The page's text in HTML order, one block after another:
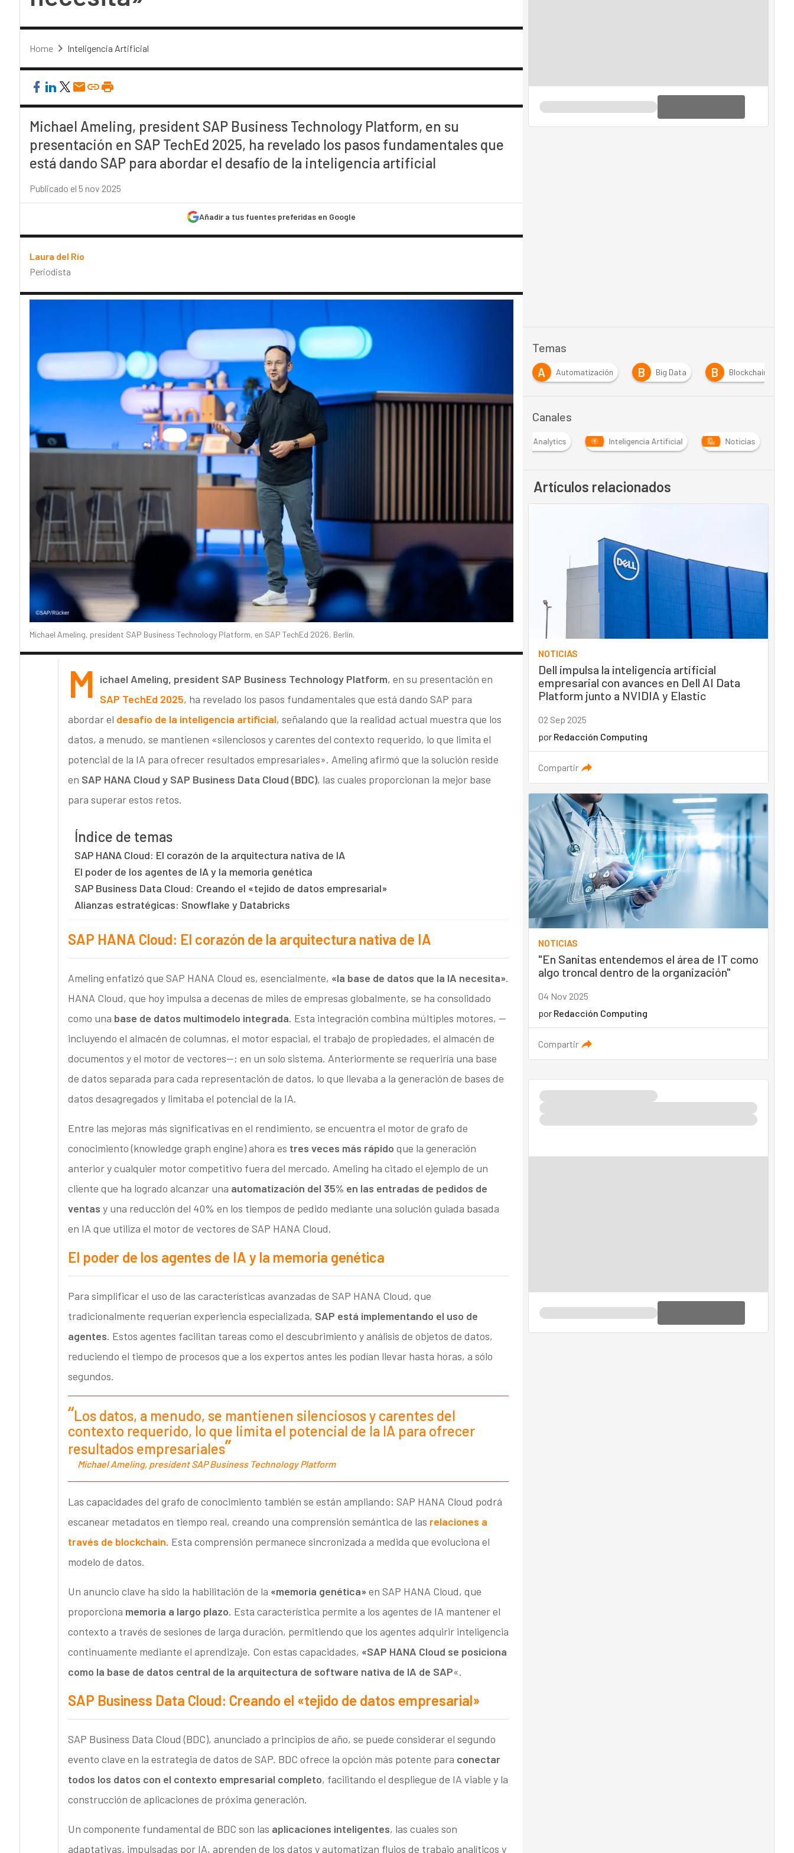
Home Inteligencia Artificial
Michael Ameling, president SAP Business Technology Platform, en su
presentación en SAP TechEd 2025, ha revelado los pasos fundamentales que
está dando SAP para abordar el desafío de la inteligencia artificial
Publicado el 5 nov 2025
Añadir a tus fuentes preferidas en Google
Laura del Río
Periodista
Michael Ameling, president SAP Business Technology Platform, en SAP TechEd 2026, Berlín.
M ichael Ameling, president SAP Business Technology Platform, en su presentación en
SAP TechEd 2025, ha revelado los pasos fundamentales que está dando SAP para
abordar el desafío de la inteligencia artificial, señalando que la realidad actual muestra que los
datos, a menudo, se mantienen «silenciosos y carentes del contexto requerido, lo que limita el
potencial de la IA para ofrecer resultados empresariales». Ameling afirmó que la solución reside
en SAP HANA Cloud y SAP Business Data Cloud (BDC), las cuales proporcionan la mejor base
para superar estos retos.
Índice de temas
SAP HANA Cloud: El corazón de la arquitectura nativa de IA
El poder de los agentes de IA y la memoria genética
SAP Business Data Cloud: Creando el «tejido de datos empresarial»
Alianzas estratégicas: Snowflake y Databricks
SAP HANA Cloud: El corazón de la arquitectura nativa de IA
Ameling enfatizó que SAP HANA Cloud es, esencialmente, «la base de datos que la IA necesita».
HANA Cloud, que hoy impulsa a decenas de miles de empresas globalmente, se ha consolidado
como una base de datos multimodelo integrada. Esta integración combina múltiples motores, —
incluyendo el almacén de columnas, el motor espacial, el trabajo de propiedades, el almacén de
documentos y el motor de vectores—; en un solo sistema. Anteriormente se requeriría una base
de datos separada para cada representación de datos, lo que llevaba a la generación de bases de
datos desagregados y limitaba el potencial de la IA.
Entre las mejoras más significativas en el rendimiento, se encuentra el motor de grafo de
conocimiento (knowledge graph engine) ahora es tres veces más rápido que la generación
anterior y cualquier motor competitivo fuera del mercado. Ameling ha citado el ejemplo de un
cliente que ha logrado alcanzar una automatización del 35% en las entradas de pedidos de
ventas y una reducción del 40% en los tiempos de pedido mediante una solución guiada basada
en IA que utiliza el motor de vectores de SAP HANA Cloud.
El poder de los agentes de IA y la memoria genética
Para simplificar el uso de las características avanzadas de SAP HANA Cloud, que
tradicionalmente requerían experiencia especializada, SAP está implementando el uso de
agentes. Estos agentes facilitan tareas como el descubrimiento y análisis de objetos de datos,
reduciendo el tiempo de procesos que a los expertos antes les podían llevar hasta horas, a sólo
segundos.
Los datos, a menudo, se mantienen silenciosos y carentes del
contexto requerido, lo que limita el potencial de la IA para ofrecer
resultados empresariales
Michael Ameling, president SAP Business Technology Platform
Las capacidades del grafo de conocimiento también se están ampliando: SAP HANA Cloud podrá
escanear metadatos en tiempo real, creando una comprensión semántica de las relaciones a
través de blockchain. Esta comprensión permanece sincronizada a medida que evoluciona el
modelo de datos.
Un anuncio clave ha sido la habilitación de la «memoria genética» en SAP HANA Cloud, que
proporciona memoria a largo plazo. Esta característica permite a los agentes de IA mantener el
contexto a través de sesiones de larga duración, permitiendo que los agentes adquirir inteligencia
continuamente mediante el aprendizaje. Con estas capacidades, «SAP HANA Cloud se posiciona
como la base de datos central de la arquitectura de software nativa de IA de SAP«.
SAP Business Data Cloud: Creando el «tejido de datos empresarial»
SAP Business Data Cloud (BDC), anunciado a principios de año, se puede considerar el segundo
evento clave en la estrategia de datos de SAP. BDC ofrece la opción más potente para conectar
todos los datos con el contexto empresarial completo, facilitando el despliegue de IA viable y la
construcción de aplicaciones de próxima generación.
Un componente fundamental de BDC son las aplicaciones inteligentes, las cuales son
adaptativas, impulsadas por IA, aprenden de los datos y automatizan flujos de trabajo analíticos y
Temas
A Automatización B Big Data B Blockchain
Canales
Analytics Inteligencia Artificial Noticias
Artículos relacionados
NOTICIAS
Dell impulsa la inteligencia artificial
empresarial con avances en Dell AI Data
Platform junto a NVIDIA y Elastic
02 Sep 2025
por Redacción Computing
Compartir
NOTICIAS
"En Sanitas entendemos el área de IT como
algo troncal dentro de la organización"
04 Nov 2025
por Redacción Computing
Compartir